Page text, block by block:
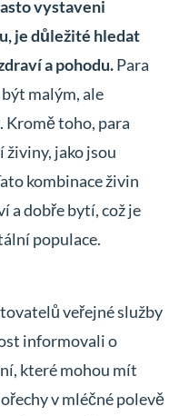
vystaveni
je důležité hledat
a pohodu.Para
malým, ale
Kromě toho, para
živiny, jako jsou
kombinace živin
a dobře bytí, což je
populace.
veřejné služby
informovali o
které mohou mít
v mléčné polevě